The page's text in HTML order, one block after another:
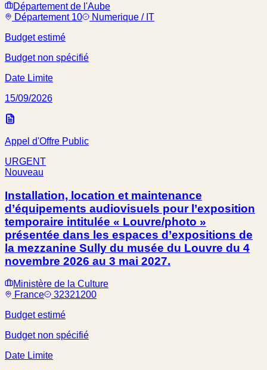
Département de l'Aube
Département 10
Numerique / IT
Budget estimé
Budget non spécifié
Date Limite
15/09/2026
Appel d'Offre Public
URGENT
Nouveau
Installation, location et maintenance
d’équipements audiovisuels pour l’exposition
temporaire intitulée « Louvre/photo »
présentée dans les espaces d’expositions de
la mezzanine Sully du musée du Louvre du 4
novembre 2026 au 3 mai 2027.
Ministère de la Culture
France
32321200
Budget estimé
Budget non spécifié
Date Limite